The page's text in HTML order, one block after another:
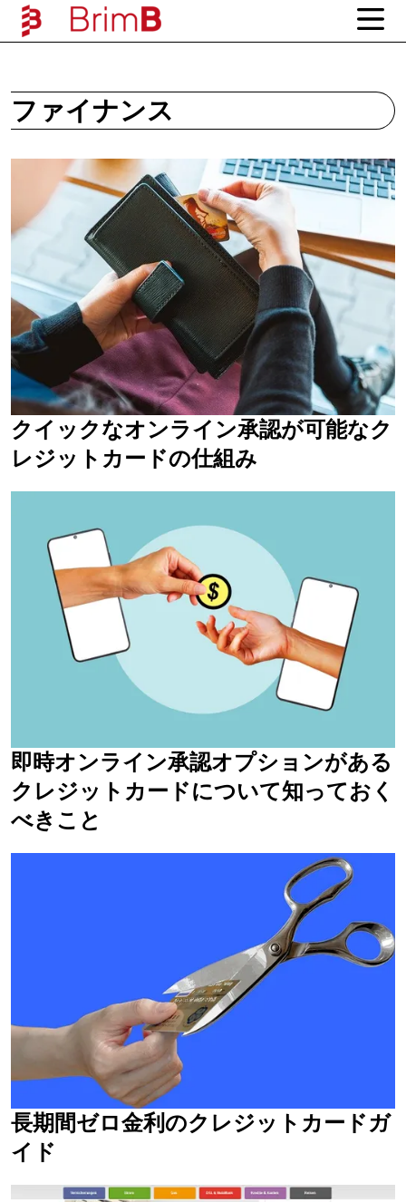
ファイナンス
クイックなオンライン承認が可能なク
レジットカードの仕組み
即時オンライン承認オプションがある
クレジットカードについて知っておく
べきこと
長期間ゼロ金利のクレジットカードガ
イド